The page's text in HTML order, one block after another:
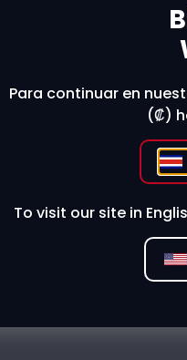
stores?
Para continuar en
(₡)
To visit our site in